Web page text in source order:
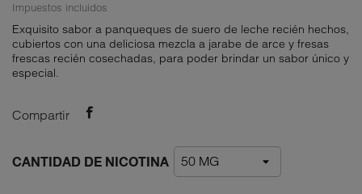
Impuestos incluidos
Exquisito sabor a panqueques de suero de leche recién hechos,
cubiertos con una deliciosa mezcla a jarabe de arce y fresas
frescas recién cosechadas, para poder brindar un sabor único y
especial.
Compartir
CANTIDAD DE NICOTINA